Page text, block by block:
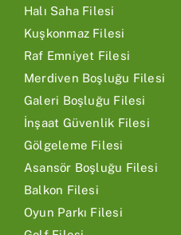
Halı Saha Filesi
Kuşkonmaz Filesi
Raf Emniyet Filesi
Merdiven Boşluğu Filesi
Galeri Boşluğu Filesi
İnşaat Güvenlik Filesi
Gölgeleme Filesi
Asansör Boşluğu Filesi
Balkon Filesi
Oyun Parkı Filesi